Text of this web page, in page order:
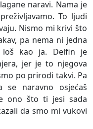
naravi. Nama je
To ljudi
Nismo mi krivi što
pa nema ni jedna
loš kao ja. Delfin je
jer je to njegova
po prirodi takvi. Pa
naravno osjećaš
ono što ti jesi sada
da smo mi vukovi